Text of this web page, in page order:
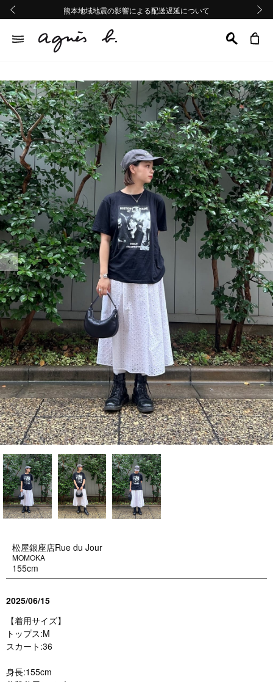
熊本地域地震の影響による配送遅延について
Summer Sale 2buy10%OFF!!
熊本地域地震の影響による配送遅延について
Summer Sale 2buy10%OFF!!
前の画像 次
松屋銀座店Rue du Jour
MOMOKA
155cm
2025/06/15
【着用サイズ】
トップス:M
スカート:36
身長:155cm